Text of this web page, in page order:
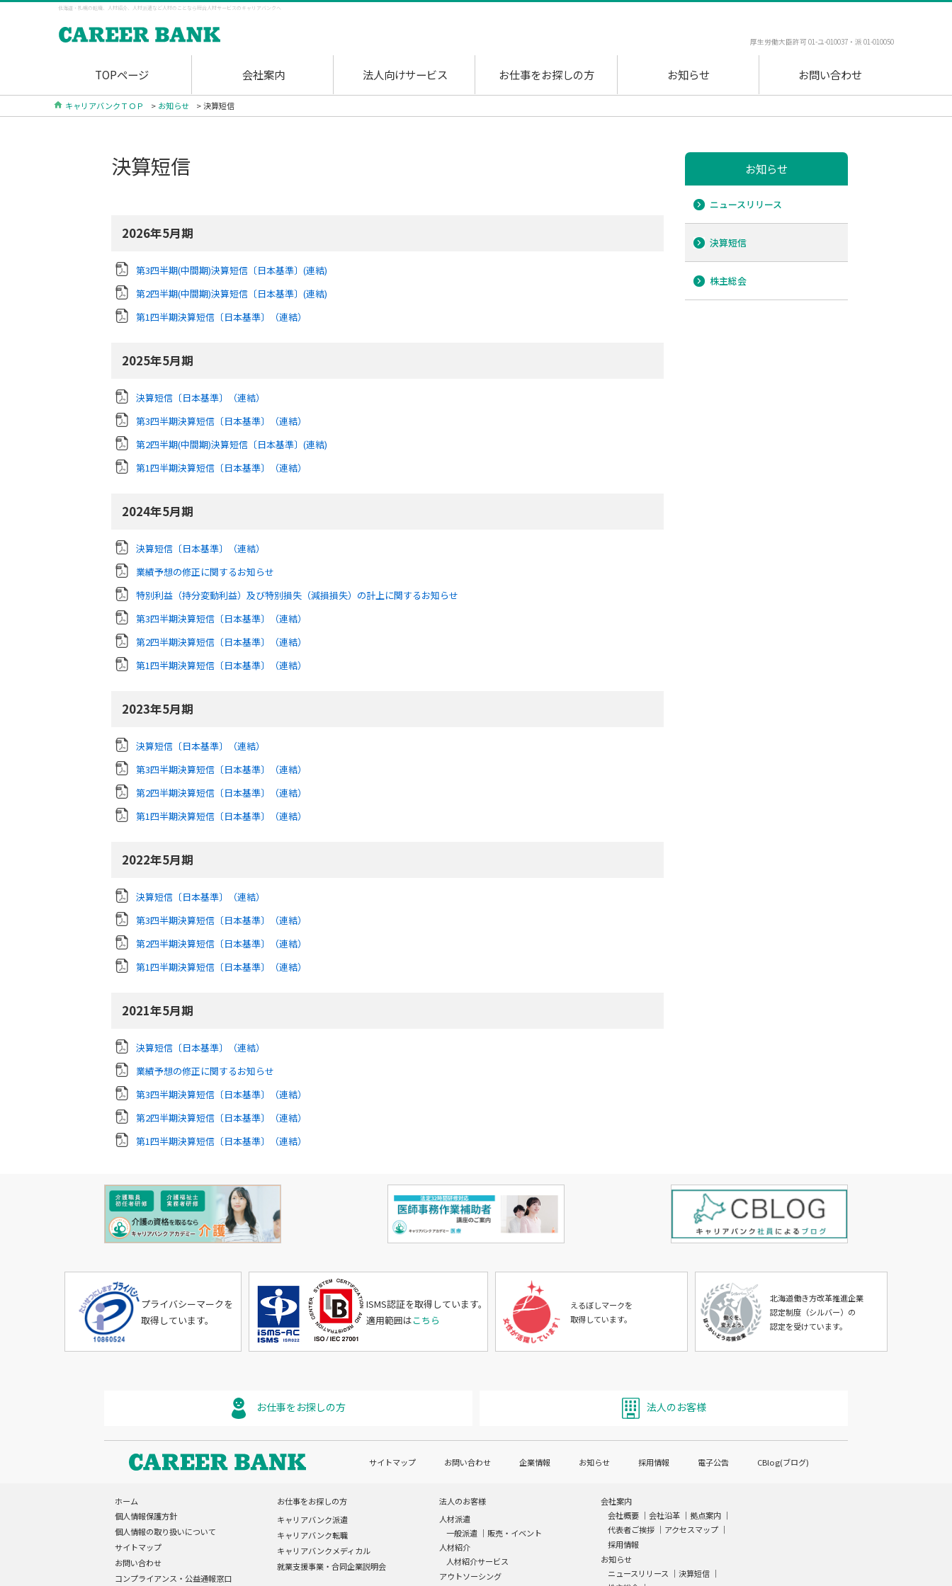
北海道・札幌の転職、人材紹介、人材派遣など人材のことなら総合人材サービスのキャリアバンクへ
厚生労働大臣許可 01-ユ-010037・派 01-010050
TOPページ 会社案内 法人向けサービス お仕事をお探しの方 お知らせ お問い合わせ
キャリアバンクＴＯＰ > お知らせ > 決算短信
決算短信
2026年5月期
第3四半期(中間期)決算短信〔日本基準〕(連結)
第2四半期(中間期)決算短信〔日本基準〕(連結)
第1四半期決算短信〔日本基準〕（連結）
2025年5月期
決算短信〔日本基準〕（連結）
第3四半期決算短信〔日本基準〕（連結）
第2四半期(中間期)決算短信〔日本基準〕(連結)
第1四半期決算短信〔日本基準〕（連結）
2024年5月期
決算短信〔日本基準〕（連結）
業績予想の修正に関するお知らせ
特別利益（持分変動利益）及び特別損失（減損損失）の計上に関するお知らせ
第3四半期決算短信〔日本基準〕（連結）
第2四半期決算短信〔日本基準〕（連結）
第1四半期決算短信〔日本基準〕（連結）
2023年5月期
決算短信〔日本基準〕（連結）
第3四半期決算短信〔日本基準〕（連結）
第2四半期決算短信〔日本基準〕（連結）
第1四半期決算短信〔日本基準〕（連結）
2022年5月期
決算短信〔日本基準〕（連結）
第3四半期決算短信〔日本基準〕（連結）
第2四半期決算短信〔日本基準〕（連結）
第1四半期決算短信〔日本基準〕（連結）
2021年5月期
決算短信〔日本基準〕（連結）
業績予想の修正に関するお知らせ
第3四半期決算短信〔日本基準〕（連結）
第2四半期決算短信〔日本基準〕（連結）
第1四半期決算短信〔日本基準〕（連結）
お知らせ
ニュースリリース
決算短信
株主総会
プライバシーマークを
取得しています。
ISMS認証を取得しています。
適用範囲はこちら
えるぼしマークを
取得しています。
北海道働き方改革推進企業
認定制度（シルバー）の
認定を受けています。
お仕事をお探しの方 法人のお客様
サイトマップ お問い合わせ 企業情報 お知らせ 採用情報 電子公告 CBlog(ブログ)
ホーム
個人情報保護方針
個人情報の取り扱いについて
サイトマップ
お問い合わせ
コンプライアンス・公益通報窓口
お仕事をお探しの方
キャリアバンク派遣
キャリアバンク転職
キャリアバンクメディカル
就業支援事業・合同企業説明会
法人のお客様
人材派遣
一般派遣｜ 販売・イベント
人材紹介
人材紹介サービス
アウトソーシング
会社案内
会社概要 ｜会社沿革 ｜拠点案内 ｜
代表者ご挨拶 ｜ アクセスマップ ｜
採用情報
お知らせ
ニュースリリース ｜決算短信 ｜